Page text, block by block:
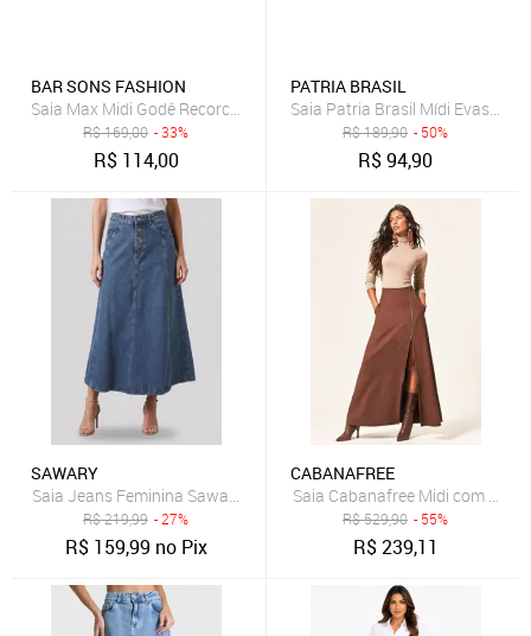
BAR SONS FASHION
Saia Max Midi Godê Recorco Assimetrico Cintura Alta em Linho
R$169,00 - 33%
R$ 114,00
PATRIA BRASIL
Saia Patria Brasil Mídi Evasê de
R$189,90 - 50%
R$94,90
SAWARY
Saia Jeans Feminina Sawary Longa Cintura Alta Azul
R$219,99 - 27%
R$ 159,99 no Pix
CABANAFREE
Saia Cabanafree Midi com
R$529,90 - 55%
R$239,11